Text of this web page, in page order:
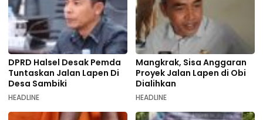
DPRD Halsel Desak Pemda
Tuntaskan Jalan Lapen Di
Desa Sambiki
HEADLINE
Mangkrak, Sisa Anggaran
Proyek Jalan Lapen di Obi
Dialihkan
HEADLINE